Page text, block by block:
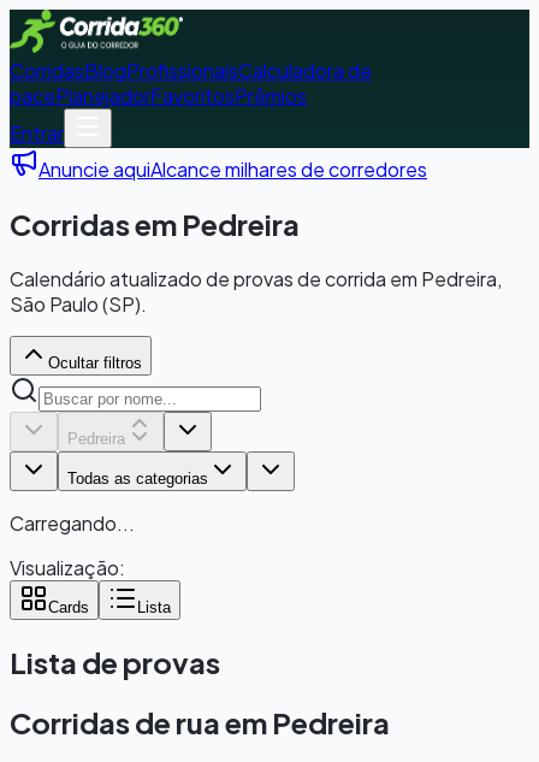
CorridasBlogProfissionaisCalculadora de
pacePlanejadorFavoritosPrêmios
Entrar
Anuncie aquiAlcance milhares de corredores
Corridas em Pedreira
Calendário atualizado de provas de corrida em Pedreira,
São Paulo (SP).
Ocultar filtros
Pedreira
Todas as categorias
Carregando...
Visualização:
Cards Lista
Lista de provas
Corridas de rua em Pedreira